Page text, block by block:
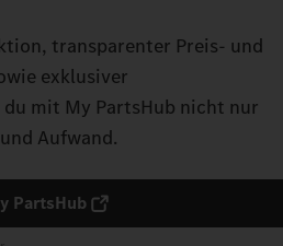
transparenter Preis- und
exklusiver
mit My PartsHub nicht nur
Aufwand.
PartsHub